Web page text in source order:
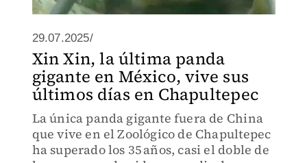
29.07.2025/
Xin Xin, la última panda
gigante en México, vive sus
últimos días en Chapultepec
La única panda gigante fuera de China
que vive en el Zoológico de Chapultepec
ha superado los 35 años, casi el doble de